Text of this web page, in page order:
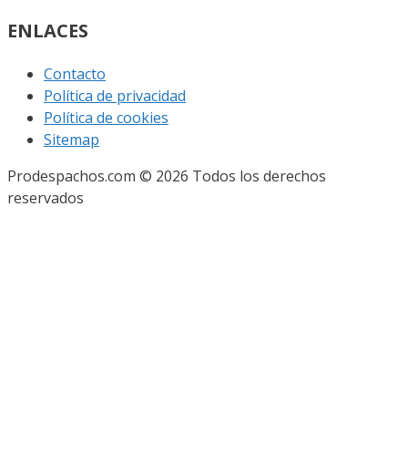
ENLACES
Contacto
Política de privacidad
Política de cookies
Sitemap
Prodespachos.com © 2026 Todos los derechos
reservados